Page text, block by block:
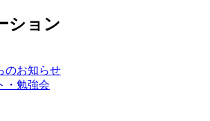
ション
のお知らせ
・勉強会